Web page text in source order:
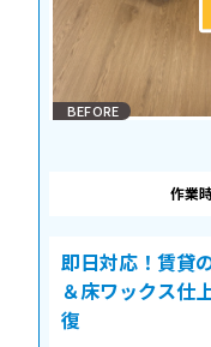
BEFORE
作業
即日対応！賃貸
＆床ワックス仕
復